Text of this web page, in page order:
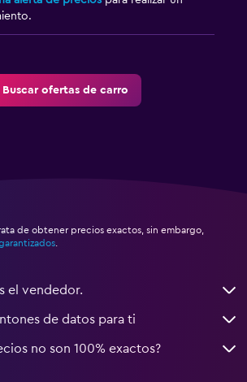
Buscar ofertas de carro
de obtener precios exactos, sin embargo,
.
el vendedor.
de datos para ti
no son 100% exactos?